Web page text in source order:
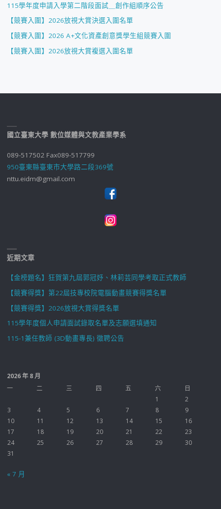
115學年度申請入學第二階段面試＿創作組順序公告
【競賽入圍】2026放視大賞決選入圍名單
【競賽入圍】2026 A+文化資產創意獎學生組競賽入圍
【競賽入圍】2026放視大賞複選入圍名單
國立臺東大學 數位媒體與文教產業學系
089-517502 Fax089-517799
950臺東縣臺東市大學路二段369號
nttu.eidm@gmail.com
近期文章
【金榜題名】狂賀第九屆郭冠妤、林莉芸同學考取正式教師
【競賽得獎】第22屆技專校院電腦動畫競賽得獎名單
【競賽得獎】2026放視大賞得獎名單
115學年度個人申請面試錄取名單及志願選填通知
115-1兼任教師 (3D動畫專長) 徵聘公告
2026 年 8 月
一
二 三 四 五 六
日
1
2
3
4 5 6 7 8
9
10
11 12 13 14 15
16
17
18 19 20 21 22
23
24
25 26 27 28 29
30
31
« 7 月